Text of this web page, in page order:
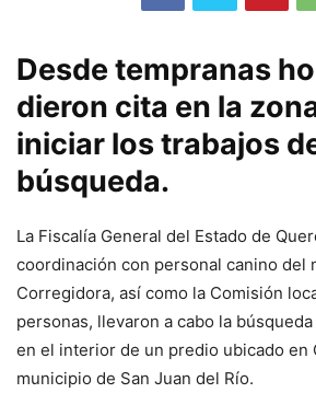
Desde tempranas
dieron cita en la
iniciar los trabajos
búsqueda.
La Fiscalía General del Estado de
coordinación con personal canino del
Corregidora, así como la Comisión
personas, llevaron a cabo la
en el interior de un predio ubicado en
municipio de San Juan del Río.